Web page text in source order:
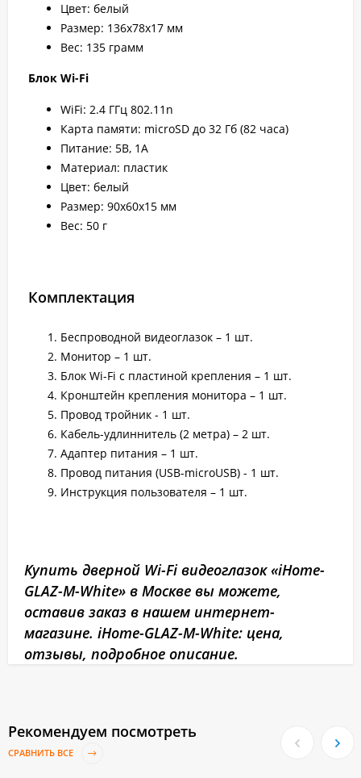
Цвет: белый
Размер: 136х78х17 мм
Вес: 135 грамм
Блок Wi-Fi
WiFi: 2.4 ГГц 802.11n
Карта памяти: microSD до 32 Гб (82 часа)
Питание: 5В, 1А
Материал: пластик
Цвет: белый
Размер: 90х60х15 мм
Вес: 50 г
Комплектация
Беспроводной видеоглазок – 1 шт.
Монитор – 1 шт.
Блок Wi-Fi с пластиной крепления – 1 шт.
Кронштейн крепления монитора – 1 шт.
Провод тройник - 1 шт.
Кабель-удлиннитель (2 метра) – 2 шт.
Адаптер питания – 1 шт.
Провод питания (USB-microUSB) - 1 шт.
Инструкция пользователя – 1 шт.
Купить дверной Wi-Fi видеоглазок «iHome-
GLAZ-М-White» в Москве вы можете,
оставив заказ в нашем интернет-
магазине. iHome-GLAZ-М-White: цена,
отзывы, подробное описание.
Рекомендуем посмотреть
СРАВНИТЬ ВСЕ